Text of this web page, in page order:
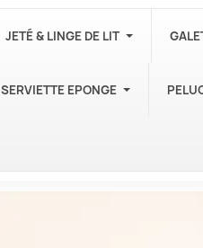
JETÉ & LINGE DE LIT
SERVIETTE EPONGE